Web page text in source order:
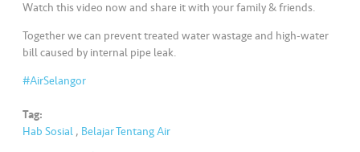
Watch this video now and share it with your family & friends.
Together we can prevent treated water wastage and high-water
bill caused by internal pipe leak.
#AirSelangor
Tag:
Hab Sosial , Belajar Tentang Air